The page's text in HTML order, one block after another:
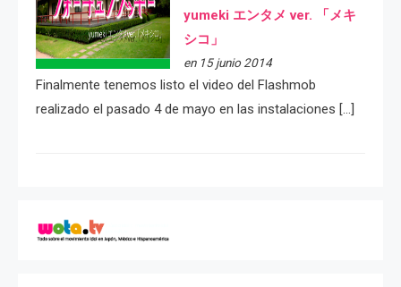
yumeki エンタメ ver. 「メキ
シコ」
en 15 junio 2014
Finalmente tenemos listo el video del Flashmob
realizado el pasado 4 de mayo en las instalaciones […]